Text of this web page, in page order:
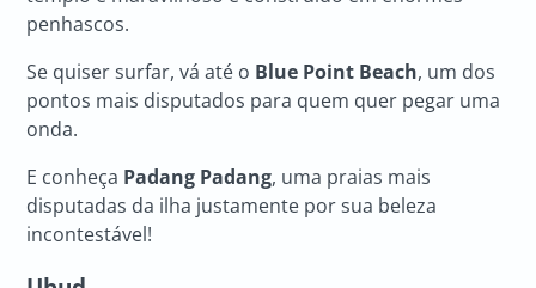
penhascos.
Se quiser surfar, vá até o Blue Point Beach, um dos
pontos mais disputados para quem quer pegar uma
onda.
E conheça Padang Padang, uma praias mais
disputadas da ilha justamente por sua beleza
incontestável!